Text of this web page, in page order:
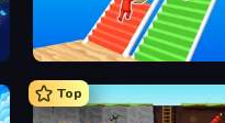
Bridge Race
Top